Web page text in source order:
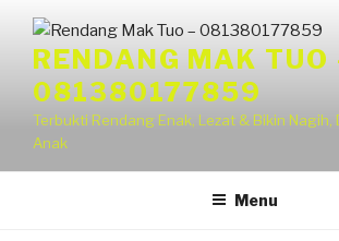
RENDANG MAK TUO
081380177859
Terbukti Rendang Enak, Lezat & Bikin Nagih,
Anak
Menu